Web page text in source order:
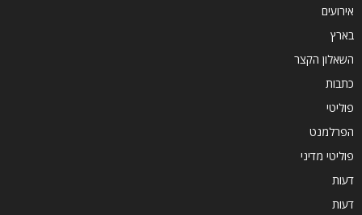
אירועים
בארץ
השאלון הקצר
כתבות
פוליטי
הפרלמנט
פוליטי מדיני
דעות
דעות